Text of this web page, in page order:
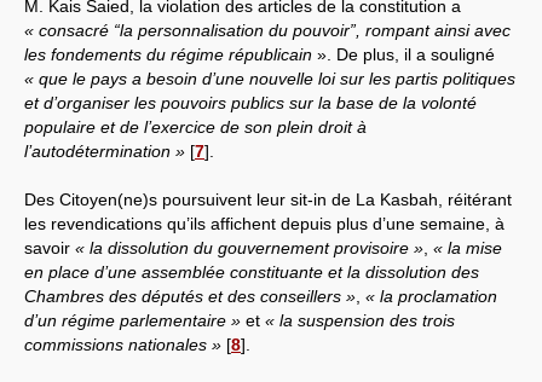
M. Kais Saied, la violation des articles de la constitution a
« consacré “la personnalisation du pouvoir”, rompant ainsi avec
les fondements du régime républicain ». De plus, il a souligné
« que le pays a besoin d’une nouvelle loi sur les partis politiques
et d’organiser les pouvoirs publics sur la base de la volonté
populaire et de l’exercice de son plein droit à
l’autodétermination » [7]
Des Citoyen(ne)s poursuivent leur sit-in de La Kasbah, réitérant
les revendications qu’ils affichent depuis plus d’une semaine, à
savoir « la dissolution du gouvernement provisoire » « la mise
en place d’une assemblée constituante et la dissolution des
Chambres des députés et des conseillers » « la proclamation
d’un régime parlementaire » et « la suspension des trois
commissions nationales » [8]